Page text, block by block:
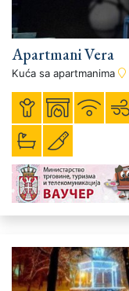
Apartmani Vera
Kuća sa apartmanima